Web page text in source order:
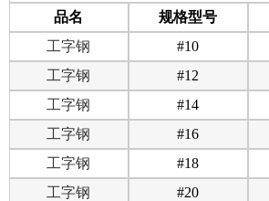
品名
规格型号
工字钢
#10
工字钢
#12
工字钢
#14
工字钢
#16
工字钢
#18
工字钢
#20